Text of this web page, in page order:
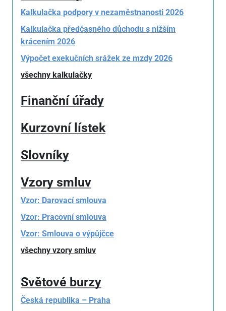
Kalkulačka podpory v nezaměstnanosti 2026
Kalkulačka předčasného důchodu s nižším
krácením 2026
Výpočet exekučních srážek ze mzdy 2026
všechny kalkulačky
Finanční úřady
Kurzovní lístek
Slovníky
Vzory smluv
Vzor: Darovací smlouva
Vzor: Pracovní smlouva
Vzor: Smlouva o výpůjčce
všechny vzory smluv
Světové burzy
Česká republika – Praha